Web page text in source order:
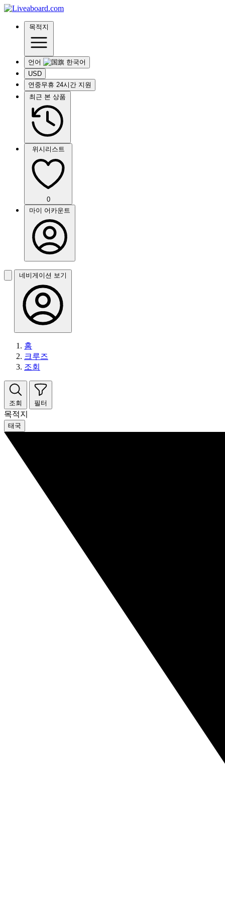
목적지
언어
USD
연중무휴 24시간 지원
최근 본 상품
위시리스트
0
마이 어카운트
네비게이션 보기
홈
크루즈
조회
조회 필터
목적지
태국